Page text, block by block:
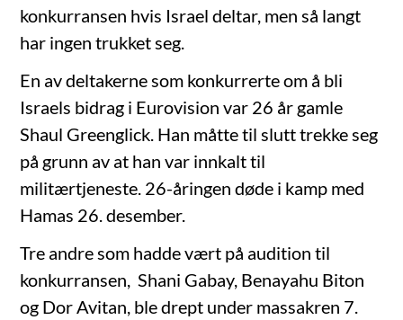
konkurransen hvis Israel deltar, men så langt
har ingen trukket seg.
En av deltakerne som konkurrerte om å bli
Israels bidrag i Eurovision var 26 år gamle
Shaul Greenglick. Han måtte til slutt trekke seg
på grunn av at han var innkalt til
militærtjeneste. 26-åringen døde i kamp med
Hamas 26. desember.
Tre andre som hadde vært på audition til
konkurransen, Shani Gabay, Benayahu Biton
og Dor Avitan, ble drept under massakren 7.